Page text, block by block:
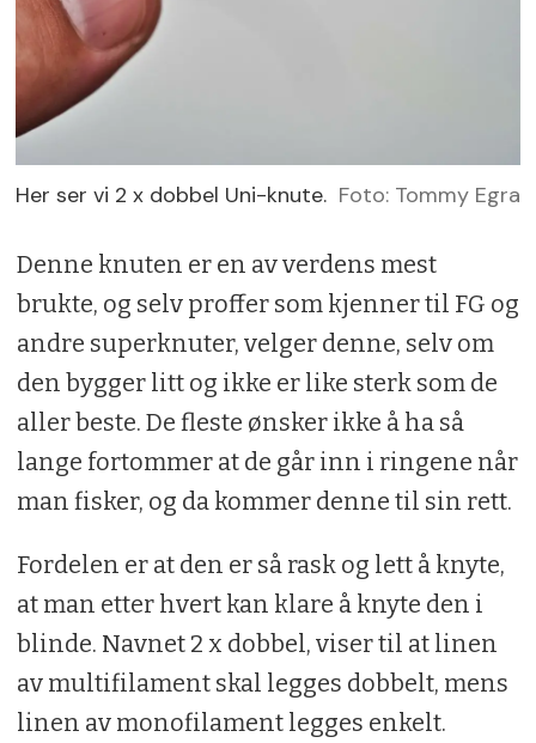
Her ser vi 2 x dobbel Uni-knute. Foto: Tommy Egra
Denne knuten er en av verdens mest
brukte, og selv proffer som kjenner til FG og
andre superknuter, velger denne, selv om
den bygger litt og ikke er like sterk som de
aller beste. De fleste ønsker ikke å ha så
lange fortommer at de går inn i ringene når
man fisker, og da kommer denne til sin rett.
Fordelen er at den er så rask og lett å knyte,
at man etter hvert kan klare å knyte den i
blinde. Navnet 2 x dobbel, viser til at linen
av multifilament skal legges dobbelt, mens
linen av monofilament legges enkelt.